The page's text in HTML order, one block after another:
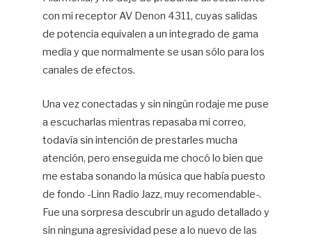
con mi receptor AV Denon 4311, cuyas salidas
de potencia equivalen a un integrado de gama
media y que normalmente se usan sólo para los
canales de efectos.
Una vez conectadas y sin ningún rodaje me puse
a escucharlas mientras repasaba mi correo,
todavía sin intención de prestarles mucha
atención, pero enseguida me chocó lo bien que
me estaba sonando la música que había puesto
de fondo -Linn Radio Jazz, muy recomendable-.
Fue una sorpresa descubrir un agudo detallado y
sin ninguna agresividad pese a lo nuevo de las